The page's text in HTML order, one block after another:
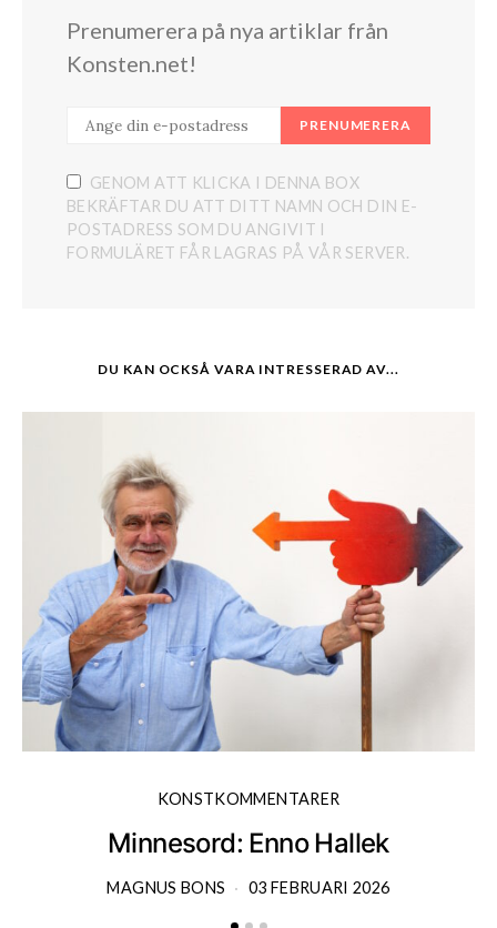
Prenumerera på nya artiklar från
Konsten.net!
PRENUMERERA
GENOM ATT KLICKA I DENNA BOX
BEKRÄFTAR DU ATT DITT NAMN OCH DIN E-
POSTADRESS SOM DU ANGIVIT I
FORMULÄRET FÅR LAGRAS PÅ VÅR SERVER.
DU KAN OCKSÅ VARA INTRESSERAD AV...
KONSTKOMMENTARER
Minnesord: Enno Hallek
MAGNUS BONS 03 FEBRUARI 2026